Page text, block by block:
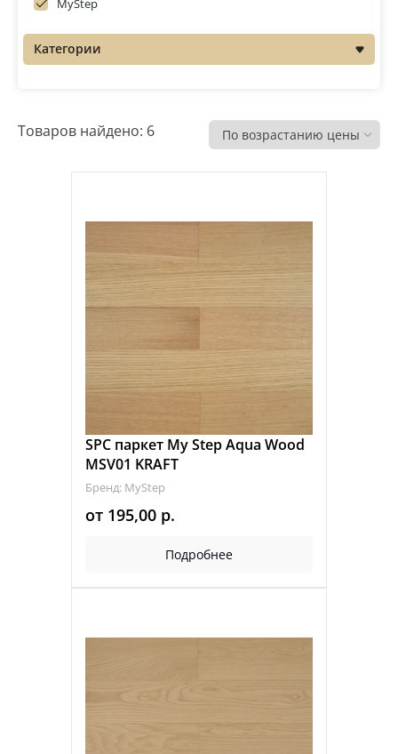
Категории
Товаров найдено: 6
SPC паркет My Step Aqua Wood
MSV01 KRAFT
Бренд: MyStep
от 195,00 р.
Подробнее